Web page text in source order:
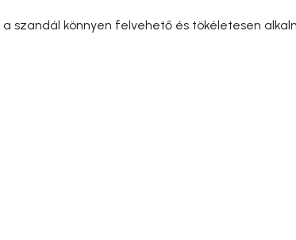
a szandál könnyen felvehető és tökéletesen